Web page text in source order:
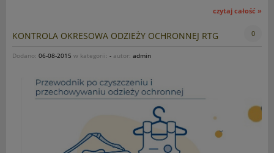
czytaj całość »
KONTROLA OKRESOWA ODZIEŻY OCHRONNEJ RTG 0
Dodano: 06-08-2015 w kategorii: - autor: admin